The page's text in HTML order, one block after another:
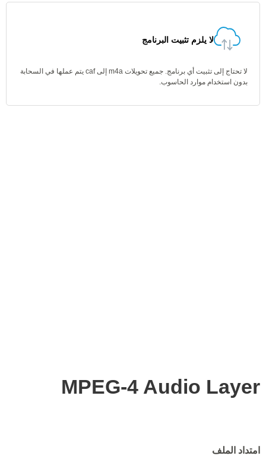
لا يلزم تثبيت البرنامج
لا تحتاج إلى تثبيت أي برنامج. جميع تحويلات m4a إلى caf يتم عملها في السحابة
بدون استخدام موارد الحاسوب.
MPEG-4 Audio Layer
امتداد الملف